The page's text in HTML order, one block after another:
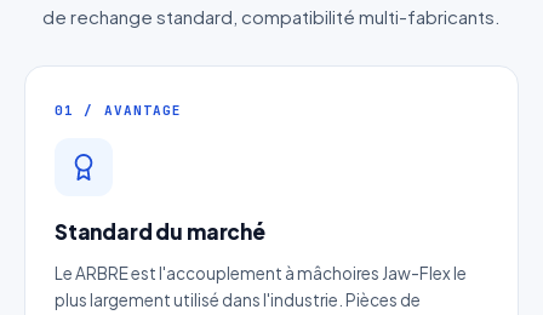
de rechange standard, compatibilité multi-fabricants.
01 / AVANTAGE
Standard du marché
Le ARBRE est l'accouplement à mâchoires Jaw-Flex le
plus largement utilisé dans l'industrie. Pièces de